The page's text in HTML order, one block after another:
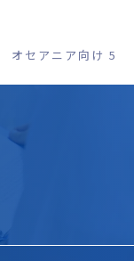
オセアニア向け 5